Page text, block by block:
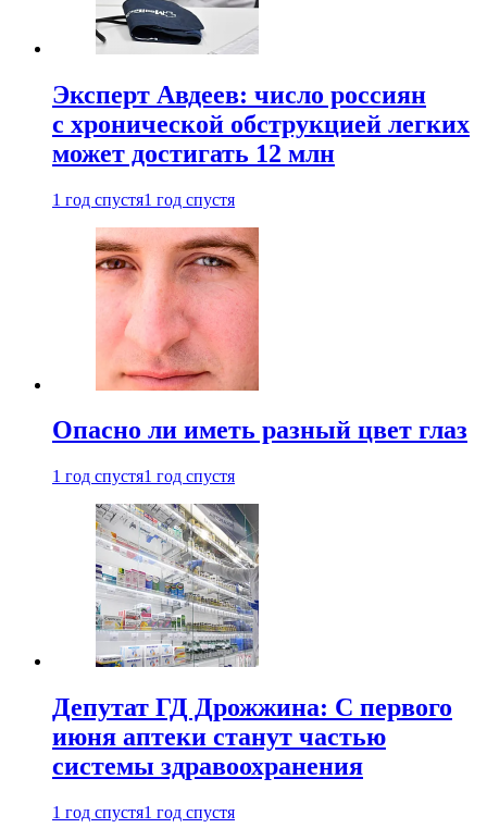
Эксперт Авдеев: число россиян
с хронической обструкцией легких
может достигать 12 млн
1 год спустя1 год спустя
Опасно ли иметь разный цвет глаз
1 год спустя1 год спустя
Депутат ГД Дрожжина: С первого
июня аптеки станут частью
системы здравоохранения
1 год спустя1 год спустя